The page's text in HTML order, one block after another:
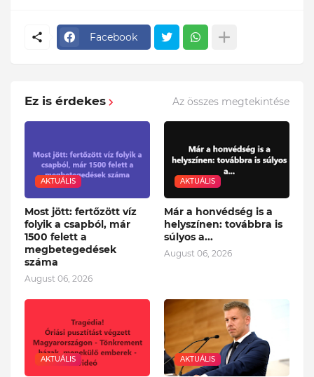
Facebook
Ez is érdekes Az összes megtekintése
AKTUÁLIS
Most jött: fertőzött víz
folyik a csapból, már
1500 felett a
megbetegedések
száma
August 06, 2026
AKTUÁLIS
Már a honvédség is a
helyszínen: továbbra is
súlyos a...
August 06, 2026
AKTUÁLIS AKTUÁLIS